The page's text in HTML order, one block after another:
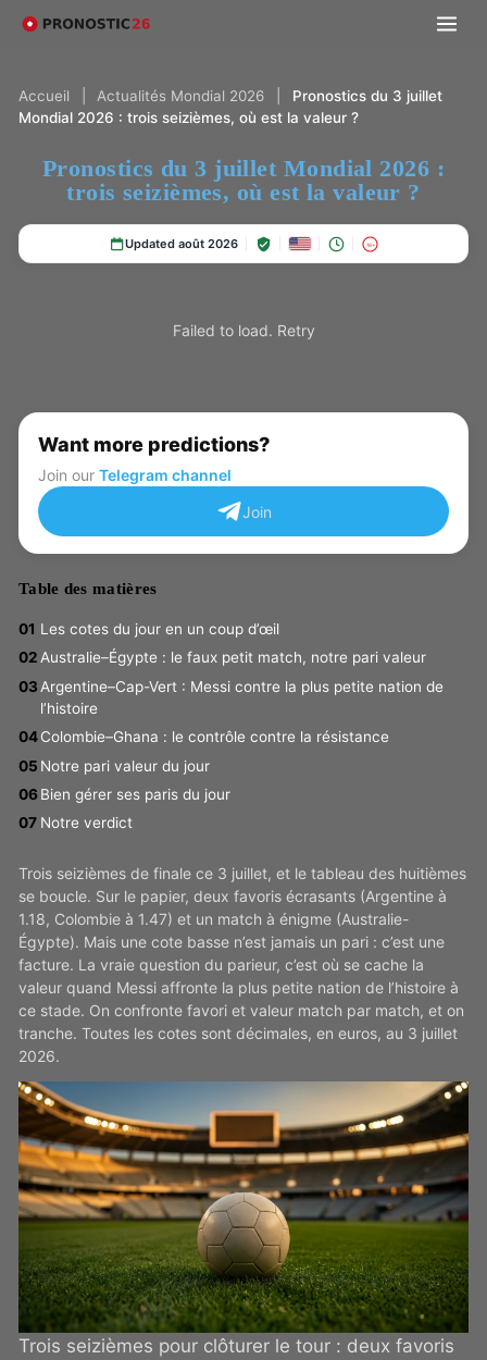
Accueil Actualités Mondial 2026
Pronostics du 3 juillet
Mondial 2026 : trois seizièmes, où est la valeur ?
Pronostics du 3 juillet Mondial 2026 :
trois seizièmes, où est la valeur ?
Updated août 2026 18+
Failed to load. Retry
Want more predictions?
Join our Telegram channel
Join
Table des matières
Les cotes du jour en un coup d’œil
Australie–Égypte : le faux petit match, notre pari valeur
Argentine–Cap-Vert : Messi contre la plus petite nation de
l’histoire
Colombie–Ghana : le contrôle contre la résistance
Notre pari valeur du jour
Bien gérer ses paris du jour
Notre verdict
Trois seizièmes de finale ce 3 juillet, et le tableau des huitièmes
se boucle. Sur le papier, deux favoris écrasants (Argentine à
1.18, Colombie à 1.47) et un match à énigme (Australie-
Égypte). Mais une cote basse n’est jamais un pari : c’est une
facture. La vraie question du parieur, c’est où se cache la
valeur quand Messi affronte la plus petite nation de l’histoire à
ce stade. On confronte favori et valeur match par match, et on
tranche. Toutes les cotes sont décimales, en euros, au 3 juillet
2026.
Trois seizièmes pour clôturer le tour : deux favoris